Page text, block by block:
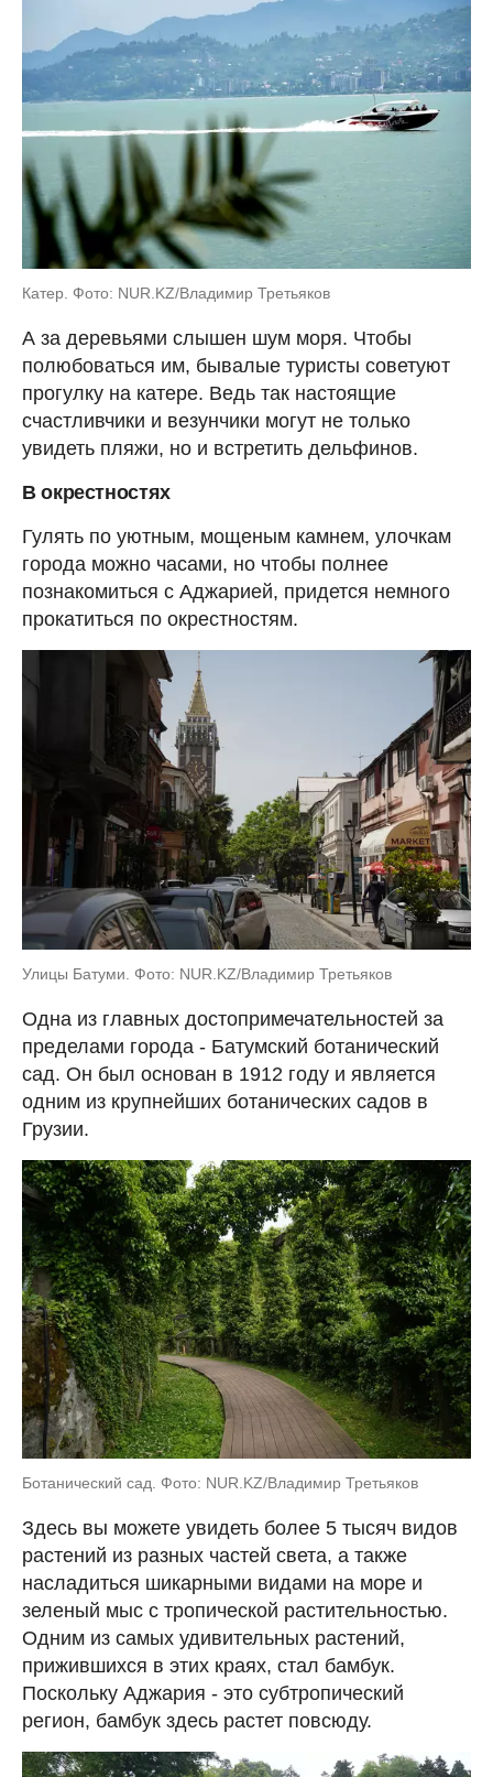
Катер. Фото: NUR.KZ/Владимир Третьяков
А за деревьями слышен шум моря. Чтобы
полюбоваться им, бывалые туристы советуют
прогулку на катере. Ведь так настоящие
счастливчики и везунчики могут не только
увидеть пляжи, но и встретить дельфинов.
В окрестностях
Гулять по уютным, мощеным камнем, улочкам
города можно часами, но чтобы полнее
познакомиться с Аджарией, придется немного
прокатиться по окрестностям.
Улицы Батуми. Фото: NUR.KZ/Владимир Третьяков
Одна из главных достопримечательностей за
пределами города - Батумский ботанический
сад. Он был основан в 1912 году и является
одним из крупнейших ботанических садов в
Грузии.
Ботанический сад. Фото: NUR.KZ/Владимир Третьяков
Здесь вы можете увидеть более 5 тысяч видов
растений из разных частей света, а также
насладиться шикарными видами на море и
зеленый мыс с тропической растительностью.
Одним из самых удивительных растений,
прижившихся в этих краях, стал бамбук.
Поскольку Аджария - это субтропический
регион, бамбук здесь растет повсюду.